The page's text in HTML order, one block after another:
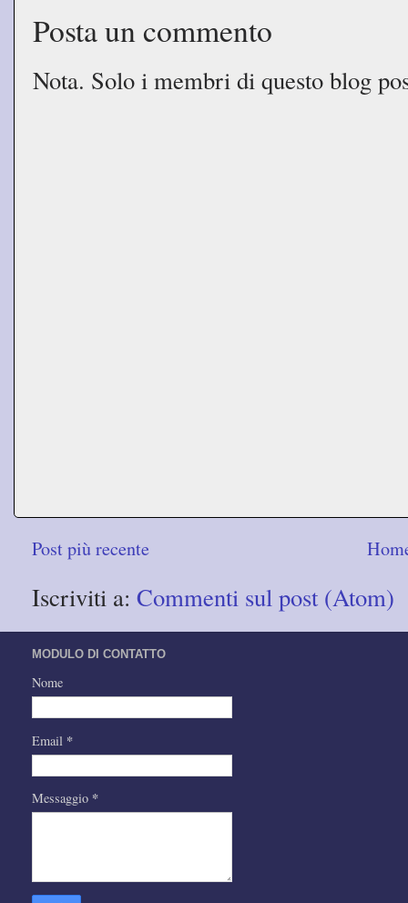
Posta un commento
Nota. Solo i membri di questo blog
Post più recente
Iscriviti a: Commenti sul post (Atom)
MODULO DI CONTATTO
Nome
Email *
Messaggio *